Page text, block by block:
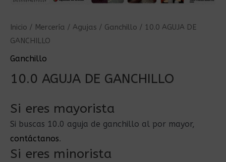
Inicio / Mercería / Agujas / Ganchillo / 10.0 AGUJA DE
GANCHILLO
Ganchillo
10.0 AGUJA DE GANCHILLO
Si eres mayorista
Si buscas 10.0 aguja de ganchillo al por mayor,
contáctanos.
Si eres minorista